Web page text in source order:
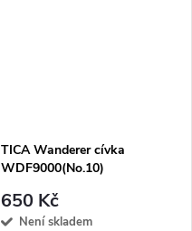
TICA Wanderer cívka
WDF9000(No.10)
650 Kč
Není skladem